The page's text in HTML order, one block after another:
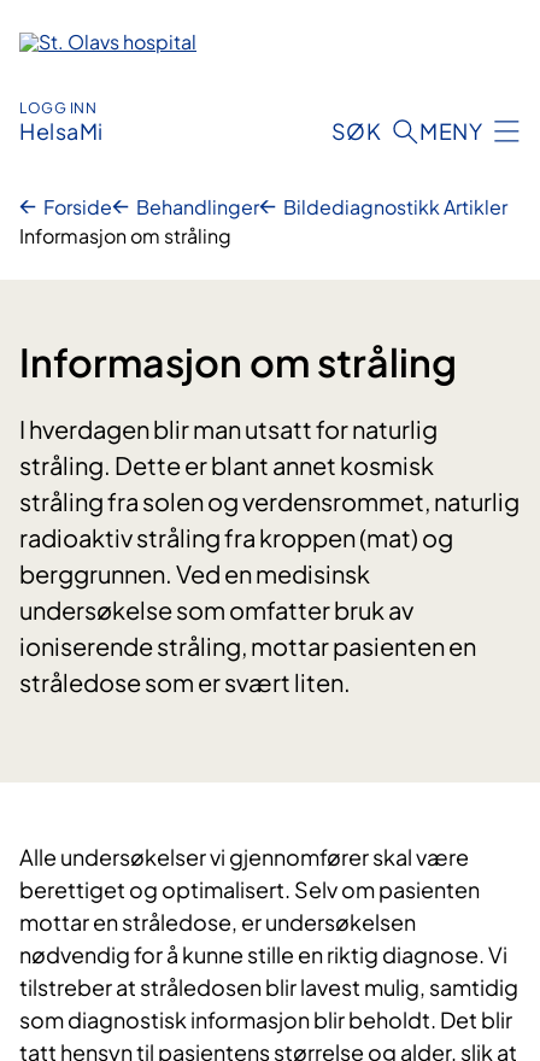
innhold
LOGG INN
HelsaMi SØK MENY
Forside Behandlinger
Bildediagnostikk Artikler
Informasjon om stråling
Informasjon om stråling
I hverdagen blir man utsatt for naturlig
stråling. Dette er blant annet kosmisk
stråling fra solen og verdensrommet, naturlig
radioaktiv stråling fra kroppen (mat) og
berggrunnen. Ved en medisinsk
undersøkelse som omfatter bruk av
ioniserende stråling, mottar pasienten en
stråledose som er svært liten.
​Alle undersøkelser vi gjennomfører skal være
berettiget og optimalisert. Selv om pasienten
mottar en stråledose, er undersøkelsen
nødvendig for å kunne stille en riktig diagnose. Vi
tilstreber at stråledosen blir lavest mulig, samtidig
som diagnostisk informasjon blir beholdt. Det blir
tatt hensyn til pasientens størrelse og alder, slik at